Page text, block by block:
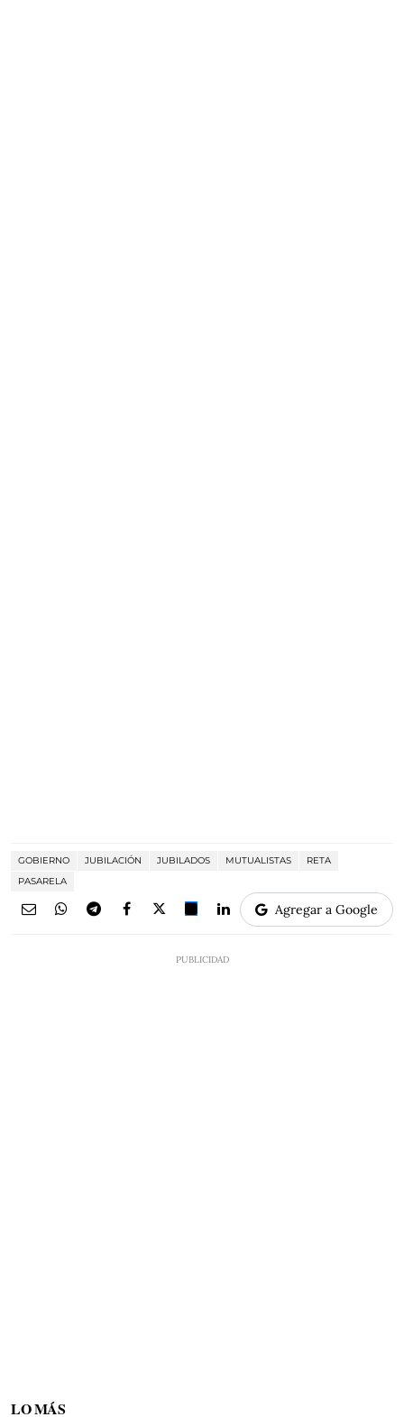
GOBIERNO JUBILACIÓN JUBILADOS MUTUALISTAS
RETA
PASARELA
Agregar a Google
LO MÁS